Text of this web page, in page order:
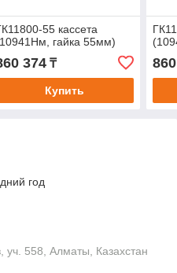
55 кассета
гайка 55мм)
374₸
Купить
год
558, Алматы, Казахстан